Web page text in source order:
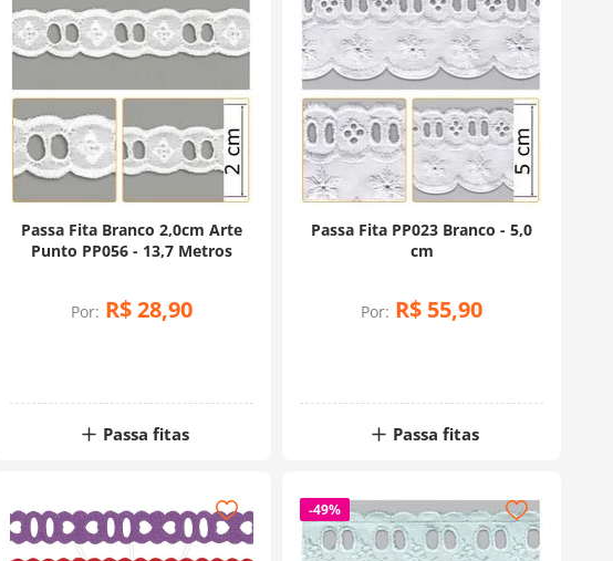
Passa Fita Branco 2,0cm Arte
Punto PP056 - 13,7 Metros
Por: R$28,90
Passa fitas
Passa Fita PP023 Branco - 5,0
cm
Por: R$ 55,90
Passa fitas
-49%